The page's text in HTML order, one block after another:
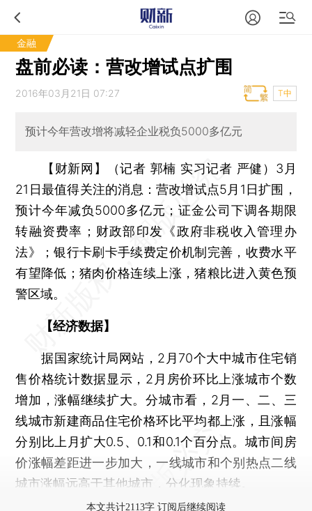
金融
盘前必读：营改增试点扩围
2016年03月21日 07:27 T中
预计今年营改增将减轻企业税负5000多亿元
【财新网】（记者 郭楠 实习记者 严健） 3月
21日最值得关注的消息：营改增试点5月1日扩围，
预计今年减负5000多亿元；证金公司下调各期限
转融资费率；财政部印发《政府非税收入管理办
法》；银行卡刷卡手续费定价机制完善，收费水平
有望降低；猪肉价格连续上涨，猪粮比进入黄色预
警区域。
【经济数据】
据国家统计局网站，2月70个大中城市住宅销
售价格统计数据显示，2月房价环比上涨城市个数
增加，涨幅继续扩大。分城市看，2月一、二、三
线城市新建商品住宅价格环比平均都上涨，且涨幅
分别比上月扩大0.5、0.1和0.1个百分点。城市间房
价涨幅差距进一步加大，一线城市和个别热点二线
城市涨幅远高于其他城市，分化现象持续。
本文共计2113字 订阅后继续阅读